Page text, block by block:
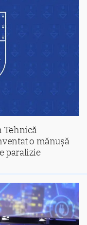
Tehnică
o mănușă
paralizie